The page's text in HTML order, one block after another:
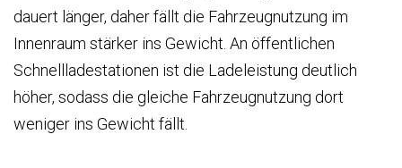
dauert länger, daher fällt die Fahrzeugnutzung im
Innenraum stärker ins Gewicht. An öffentlichen
Schnellladestationen ist die Ladeleistung deutlich
höher, sodass die gleiche Fahrzeugnutzung dort
weniger ins Gewicht fällt.